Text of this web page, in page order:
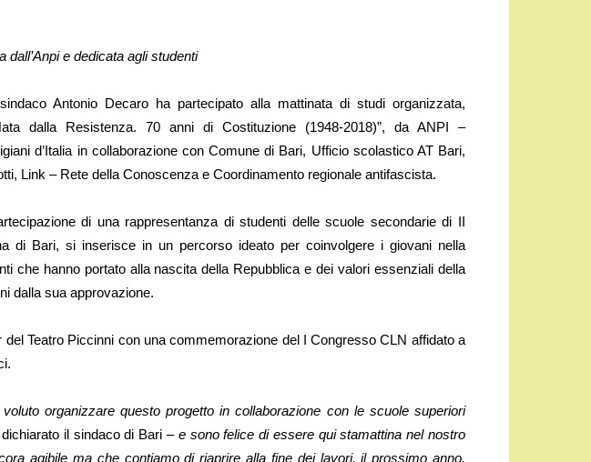
dall’Anpi e dedicata agli studenti
Antonio Decaro ha partecipato alla mattinata di studi organizzata,
dalla Resistenza. 70 anni di Costituzione (1948-2018)”, da ANPI –
d’Italia in collaborazione con Comune di Bari, Ufficio scolastico AT Bari,
Link – Rete della Conoscenza e Coordinamento regionale antifascista.
di una rappresentanza di studenti delle scuole secondarie di II
di Bari, si inserisce in un percorso ideato per coinvolgere i giovani nella
che hanno portato alla nascita della Repubblica e dei valori essenziali della
dalla sua approvazione.
del Teatro Piccinni con una commemorazione del I Congresso CLN affidato a
organizzare questo progetto in collaborazione con le scuole superiori
il sindaco di Bari – e sono felice di essere qui stamattina nel nostro
agibile ma che contiamo di riaprire alla fine dei lavori, il prossimo anno.